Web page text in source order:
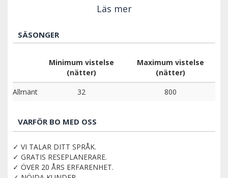
Läs mer
SÄSONGER
Minimum vistelse
(nätter)
Maximum vistelse
(nätter)
Allmänt
32 800
VARFÖR BO MED OSS
✓ VI TALAR DITT SPRÅK.
✓ GRATIS RESEPLANERARE.
✓ ÖVER 20 ÅRS ERFARENHET.